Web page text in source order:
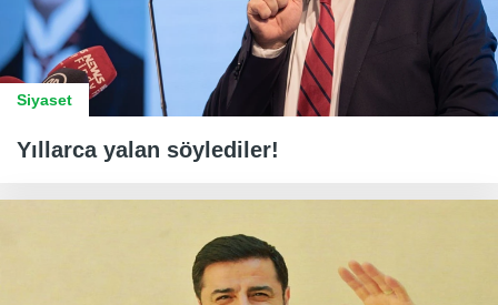
Siyaset
Yıllarca yalan söylediler!